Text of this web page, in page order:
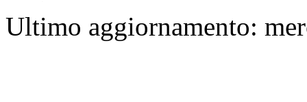
Ultimo aggiornamento: